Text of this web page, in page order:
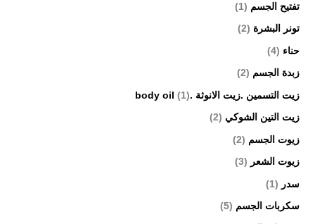
تفتيح الجسم (1)
تونر البشرة (2)
حناء (4)
زبدة الجسم (2)
زيت التسمين .زيت الانوثة .body oil(1)
زيت التين الشوكي (2)
زيوت الجسم (2)
زيوت الشعر (3)
سدر (1)
سكربات الجسم (5)